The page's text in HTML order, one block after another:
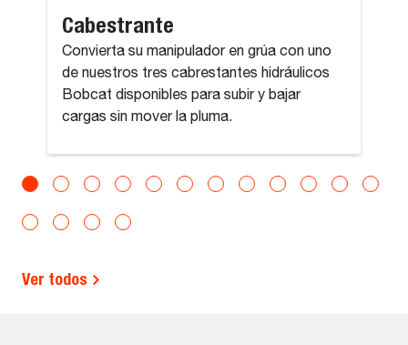
Cabestrante
Convierta su manipulador en grúa con uno
de nuestros tres cabrestantes hidráulicos
Bobcat disponibles para subir y bajar
cargas sin mover la pluma.
Ver todos